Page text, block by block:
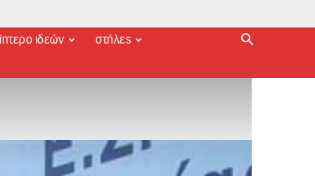
ιδεών στήλες